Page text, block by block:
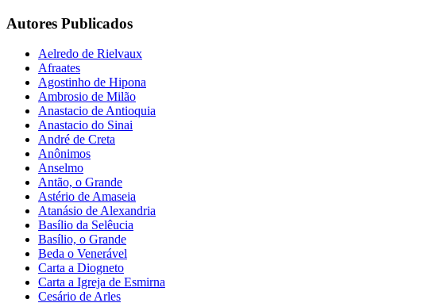
Autores Publicados
Aelredo de Rielvaux
Afraates
Agostinho de Hipona
Ambrosio de Milão
Anastacio de Antioquia
Anastacio do Sinai
André de Creta
Anônimos
Anselmo
Antão, o Grande
Astério de Amaseia
Atanásio de Alexandria
Basílio da Selêucia
Basílio, o Grande
Beda o Venerável
Carta a Diogneto
Carta a Igreja de Esmirna
Cesário de Arles